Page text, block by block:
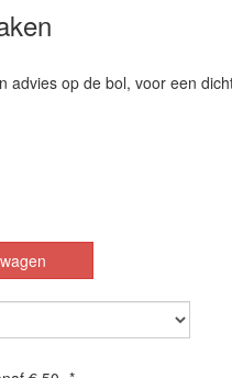
advies op de bol, voor een